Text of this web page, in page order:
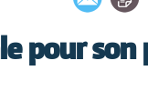
pour son